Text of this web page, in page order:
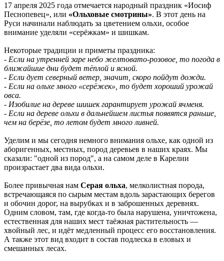
17 апреля 2025 года отмечается народный праздник «Иосиф
Песнопевец», или «Ольховые смотрины». В этот день на
Руси начинали наблюдать за цветением ольхи, особое
внимание уделяли «серёжкам» и шишкам.
Некоторые традиции и приметы праздника:
- Если на утренней заре небо желтовато-розовое, то погода в
ближайшие дни будет тёплой и ясной.
- Если дует северный ветер, значит, скоро пойдут дожди.
- Если на ольхе много «серёжек», то будет хороший урожай
овса.
- Изобилие на дереве шишек гарантирует урожай ячменя.
- Если на дереве ольхи в дальнейшем листья появятся раньше,
чем на берёзе, то летом будет много ливней.
Уделим и мы сегодня немного внимания ольхе, как одной из
аборигенных, местных, пород деревьев в наших краях. Мы
сказали: "одной из пород", а на самом деле в Карелии
произрастает два вида ольхи.
Более привычная нам Серая ольха, мелколистная порода,
встречающаяся по сырым местам вдоль зарастающих берегов
и обочин дорог, на вырубках и в заброшенных деревнях.
Одним словом, там, где когда-то была нарушена, уничтожена,
естественная для наших мест таёжная растительность —
хвойный лес, и идёт медленный процесс его восстановления.
А также этот вид входит в состав подлеска в еловых и
смешанных лесах.